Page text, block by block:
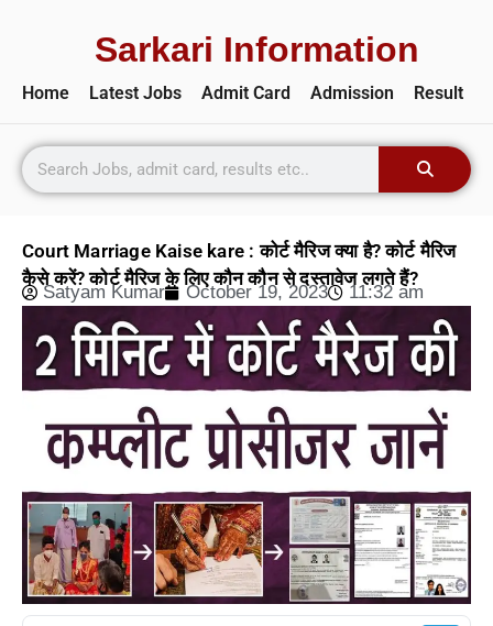
Sarkari Information
Home Latest Jobs Admit Card Admission Result
Court Marriage Kaise kare : कोर्ट मैरिज क्या है? कोर्ट मैरिज
कैसे करें? कोर्ट मैरिज के लिए कौन कौन से दस्तावेज लगते हैं?
Satyam Kumar October 19, 2023 11:32 am